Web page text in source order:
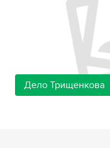
Дело Трищенкова